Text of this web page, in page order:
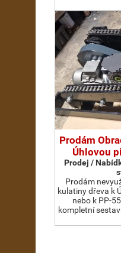
Prodám
Úhlovou
Prodej /
Prodám
kulatiny dřeva k
nebo k PP-
kompletní